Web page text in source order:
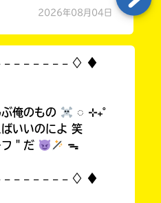
2026年08月04日
𓐄 𓐄 𓐄 𓐄 𓐄 𓐄 ♢ ♦︎
俺のもの
◌ ⊹₊˚
いいのによ 笑
＂だ
ᯓ
𓐄 𓐄 𓐄 𓐄 𓐄 𓐄 ♢ ♦︎